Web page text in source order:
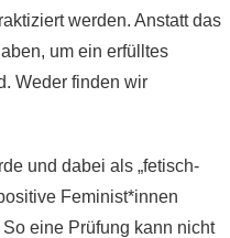
werden. Anstatt das
um ein erfülltes
Weder finden wir
und dabei als „fetisch-
Feminist*innen
eine Prüfung kann nicht